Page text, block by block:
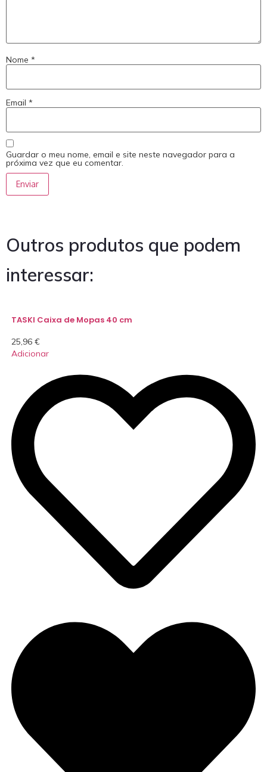
Nome *
Email *
Guardar o meu nome, email e site neste navegador para a
próxima vez que eu comentar.
Outros produtos que podem
interessar:
TASKI Caixa de Mopas 40 cm
25,96 €
Adicionar